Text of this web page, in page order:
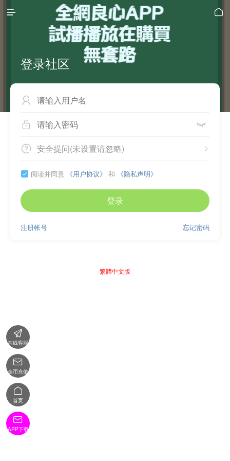
 
登录社区

 
 
安全提问(未设置请忽略)
 阅读并同意 《用户协议》 和 《隐私声明》
登录
忘记密码
注册帐号
繁體中文版

在线客服

金币充值

首页

APP下载